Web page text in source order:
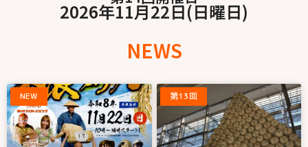
2026年11月22日(日曜日)
NEWS
NEW 第13回